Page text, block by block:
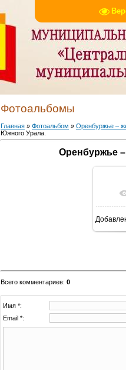
Фотоальбомы
Главная » Фотоальбом » Оренбуржье –
Южного Урала.
Оренбуржье
Всего комментариев: 0
Имя *:
Email *: